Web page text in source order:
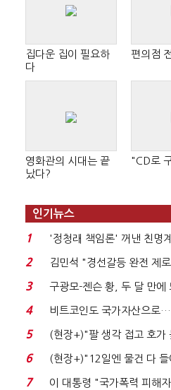
집다운 집이 필요하
다
편의점
영화관의 시대는 끝
났다?
"CD로
인기뉴스
1
'정청래 책임론' 꺼낸 친명
는 추가투표 때리기...
2
김민석 "경선갈등 완전 제
청래 "반명 공세 사...
3
구광모-젠슨 황, 두 달 만
로봇·AI 등 논...
4
비트코인도 국가자산으로
처분' 기준은 ...
5
(현장+)"팔 생각 접고 호가
요"…'덜 똘똘한 한 채'
6
(현장+)"12일엔 물건 다
빈 매대 채우며 문 연 ...
7 이 대통령 "국가폭력 피해